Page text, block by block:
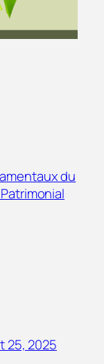
du
25, 2025